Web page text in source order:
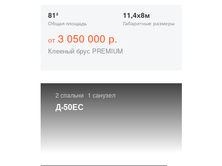
81²
Общая площадь
11,4х8м
Габаритные размеры
от3 050 000 р.
Клееный брус PREMIUM
2 спальни 1 санузел
Д-50ЕС